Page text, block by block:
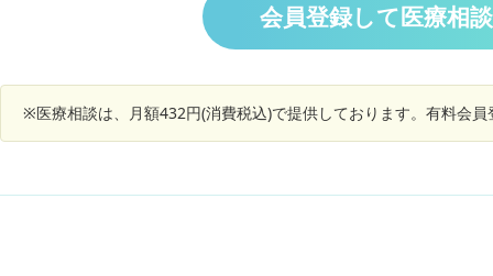
会員登録して医療相
※医療相談は、月額432円(消費税込)で提供しております。有料会